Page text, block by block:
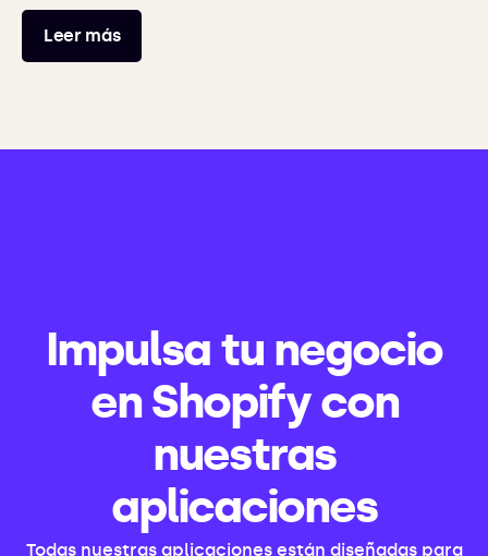
Leer más
Impulsa tu negocio
en Shopify con
nuestras
aplicaciones
Todas nuestras aplicaciones están diseñadas para